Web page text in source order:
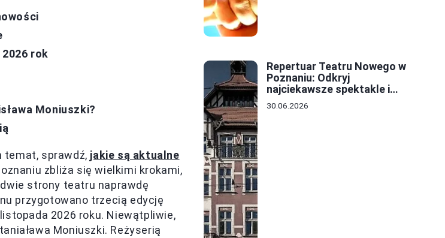
rok
Moniuszki?
temat, sprawdź, jakie są aktualne
zbliża się wielkimi krokami,
strony teatru naprawdę
przygotowano trzecią edycję
2026 roku. Niewątpliwie,
Moniuszki. Reżyserią
Repertuar Teatru Nowego w
Poznaniu: Odkryj
najciekawsze spektakle i
wydarzenia tej sezonu
30.06.2026